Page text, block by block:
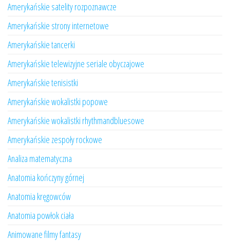
Amerykańskie satelity rozpoznawcze
Amerykańskie strony internetowe
Amerykańskie tancerki
Amerykańskie telewizyjne seriale obyczajowe
Amerykańskie tenisistki
Amerykańskie wokalistki popowe
Amerykańskie wokalistki rhythmandbluesowe
Amerykańskie zespoły rockowe
Analiza matematyczna
Anatomia kończyny górnej
Anatomia kręgowców
Anatomia powłok ciała
Animowane filmy fantasy